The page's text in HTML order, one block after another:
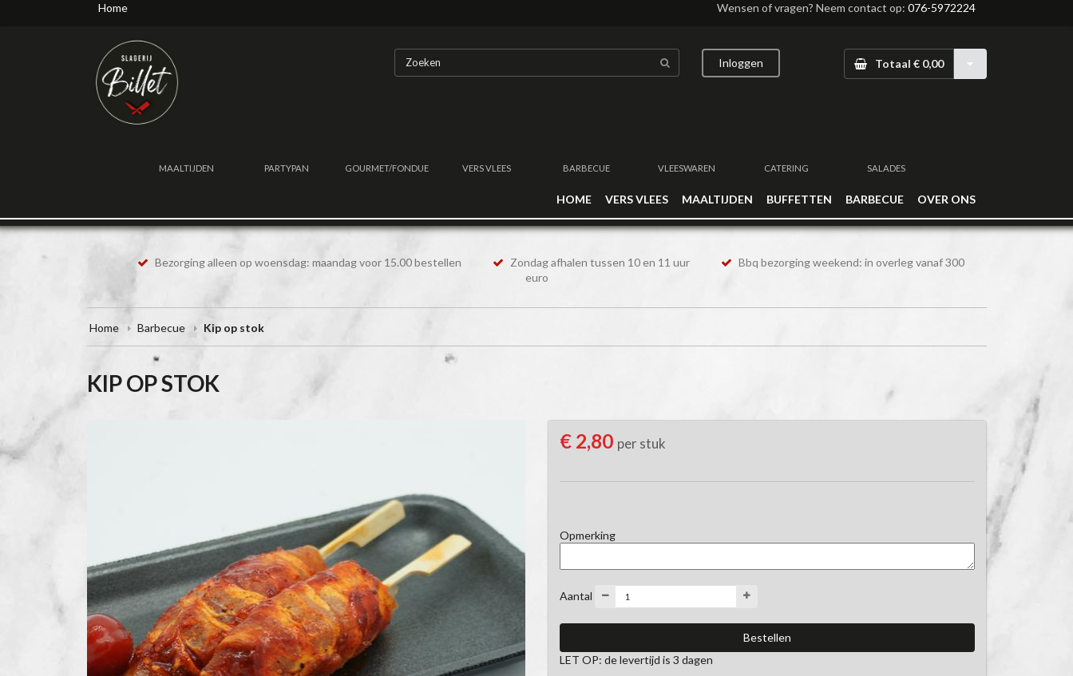
Home Wensen of vragen? Neem contact op: 076-5972224
Inloggen Totaal € 0,00
MAALTIJDEN PARTYPAN GOURMET/FONDUE VERS VLEES BARBECUE VLEESWAREN CATERING SALADES
HOME VERS VLEES MAALTIJDEN BUFFETTEN BARBECUE OVER ONS
Bezorging alleen op woensdag: maandag voor 15.00 bestellen Zondag afhalen tussen 10 en 11 uur
Bbq bezorging weekend: in overleg vanaf 300
euro
Home Barbecue Kip op stok
KIP OP STOK
€ 2,80 per stuk
Opmerking
Aantal
LET OP: de levertijd is 3 dagen